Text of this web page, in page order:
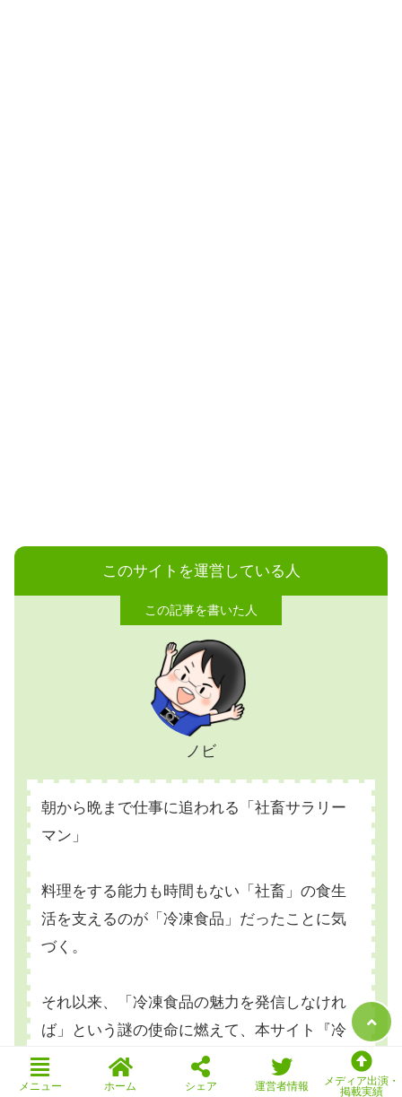
このサイトを運営している人
ノビ
朝から晩まで仕事に追われる「社畜サラリー
マン」
料理をする能力も時間もない「社畜」の食生
活を支えるのが「冷凍食品」だったことに気
づく。
それ以来、「冷凍食品の魅力を発信しなけれ
ば」という謎の使命に燃えて、本サイト『冷
凍食品ドットコム』を立ち上げる。
メニュー ホーム シェア 運営者情報
メディア出演・
掲載実績